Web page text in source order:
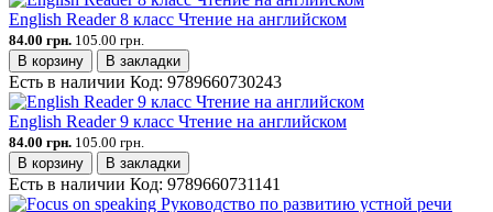
English Reader 8 класс Чтение на английском
84.00 грн. 105.00 грн.
В корзину
В закладки
Есть в наличии Код: 9789660730243
English Reader 9 класс Чтение на английском
84.00 грн. 105.00 грн.
В корзину
В закладки
Есть в наличии Код: 9789660731141